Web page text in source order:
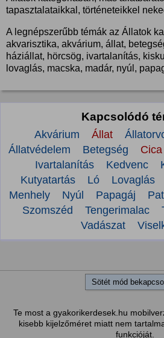
tapasztalataikkal, történeteikkel
A legnépszerűbb témák az Állatok
akvarisztika, akvárium, állat,
háziállat, hörcsög, ivartalanítás,
lovaglás, macska, madár, nyúl,
Kapcsolódó
Akvárium Állat
Állatvédelem
Betegség Cica
Ivartalanítás
Kedvenc
Kutyatartás
Ló Lovaglás
Menhely
Nyúl Papagáj
Szomszéd
Tengerimalac
Vadászat
Sötét mód
Te most a gyakorikerdesek.hu
kisebb kijelzőméret miatt nem
funkcióját.